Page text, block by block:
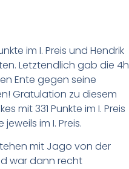
im I. Preis und Hendrik
Letztendlich gab die 4h
Ente gegen seine
Gratulation zu diesem
mit 331 Punkte im I. Preis
im I. Preis.
mit Jago von der
war dann recht